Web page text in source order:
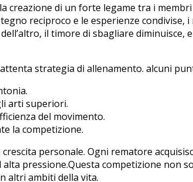
di un forte legame tra i​ membri
reciproco e le ⁣esperienze
il timore di⁣ sbagliare
strategia di​ allenamento. alcuni
arti‍ superiori.
del movimento.
la competizione.
​crescita personale. Ogni rematore
‍pressione.Questa competizione non
altri ambiti della ⁢vita.